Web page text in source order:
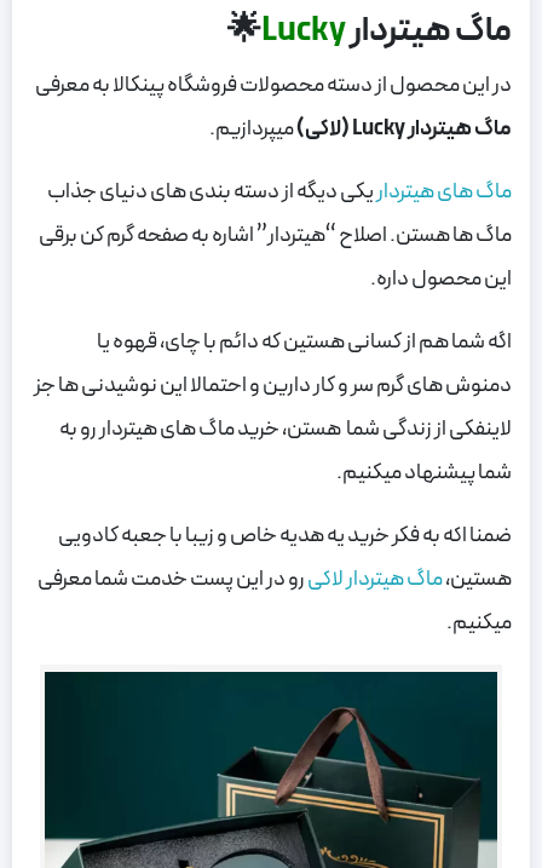
ماگ هیتردارLucky
🌟
در این محصول از دسته محصولات فروشگاه پینکالا به معرفی
ماگ هیتردار Lucky (لاکی)
میپردازیم.
ماگ های هیترداریکی دیگه از دسته بندی های دنیای جذاب
ماگ ها هستن. اصلاح “هیتردار” اشاره به صفحه گرم کن برقی
این محصول داره.
اگه شما هم از کسانی هستین که دائم با چای، قهوه یا
دمنوش های گرم سر و کار دارین و احتمالا این نوشیدنی ها جز
لاینفکی از زندگی شما هستن، خرید ماگ های هیتردار رو به
شما پیشنهاد میکنیم.
ضمنا اکه به فکر خرید یه هدیه خاص و زیبا با جعبه کادویی
هستین،ماگ هیتردار لاکیرو در این پست خدمت شما معرفی
میکنیم.